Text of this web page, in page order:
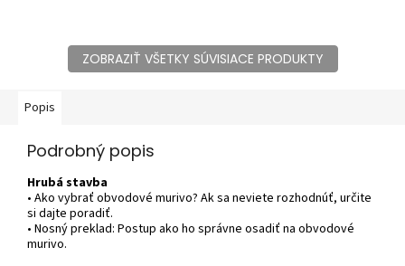
ZOBRAZIŤ VŠETKY SÚVISIACE PRODUKTY
Popis
Podrobný popis
Hrubá stavba
• Ako vybrať obvodové murivo? Ak sa neviete rozhodnúť, určite
si dajte poradiť.
• Nosný preklad: Postup ako ho správne osadiť na obvodové
murivo.